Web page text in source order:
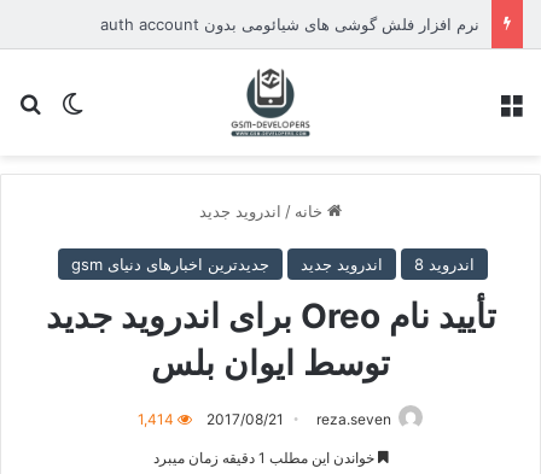
نرم افزار فلش گوشی های شیائومی بدون auth account
تغییر
خانه / اندروید جدید
اندروید 8 اندروید جدید جدیدترین اخبارهای دنیای gsm
تأیید نام Oreo برای اندروید جدید
توسط ایوان بلس
reza.seven
2017/08/21
1,414
خواندن این مطلب 1 دقیقه زمان میبرد